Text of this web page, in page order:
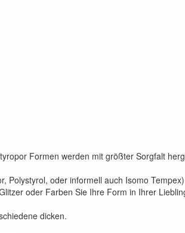
Formen werden mit größter Sorgfalt
Polystyrol, oder informell auch Isomo
oder Farben Sie Ihre Form in Ihrer
dicken.